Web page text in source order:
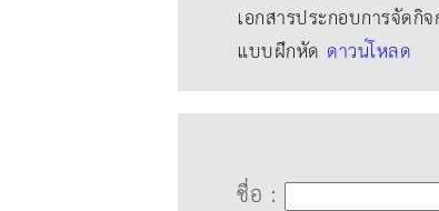
เอกสารประกอบการจัดกิ
แบบฝึกหัด ดาวน์โหลด
ชื่อ :